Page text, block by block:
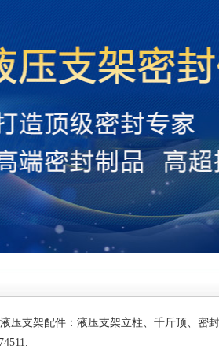
压支架配件：液压支架立柱、千斤顶、密